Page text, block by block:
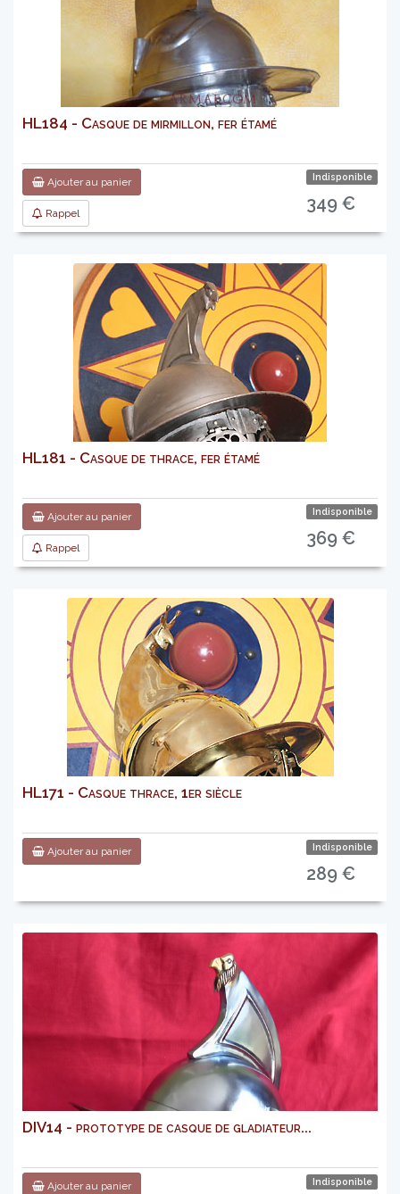
HL184 - Casque de mirmillon, fer étamé
Ajouter au panier
Rappel
Indisponible
349 €
HL181 - Casque de thrace, fer étamé
Ajouter au panier
Rappel
Indisponible
369 €
HL171 - Casque thrace, 1er siècle
Ajouter au panier Indisponible
289 €
DIV14 - prototype de casque de gladiateur...
Ajouter au panier Indisponible